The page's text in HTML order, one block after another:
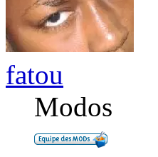
fatou
Modos